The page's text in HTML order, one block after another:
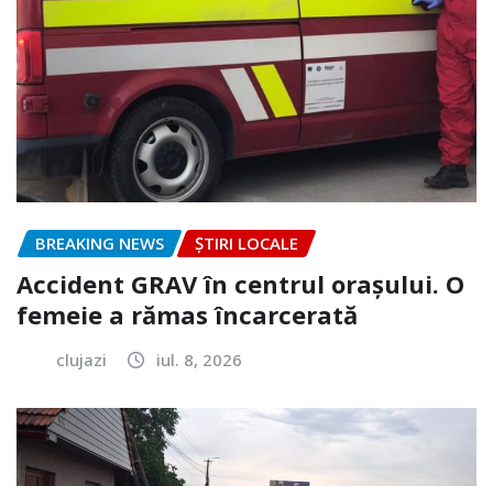
BREAKING NEWS ȘTIRI LOCALE
Accident GRAV în centrul orașului. O
femeie a rămas încarcerată
clujazi iul. 8, 2026